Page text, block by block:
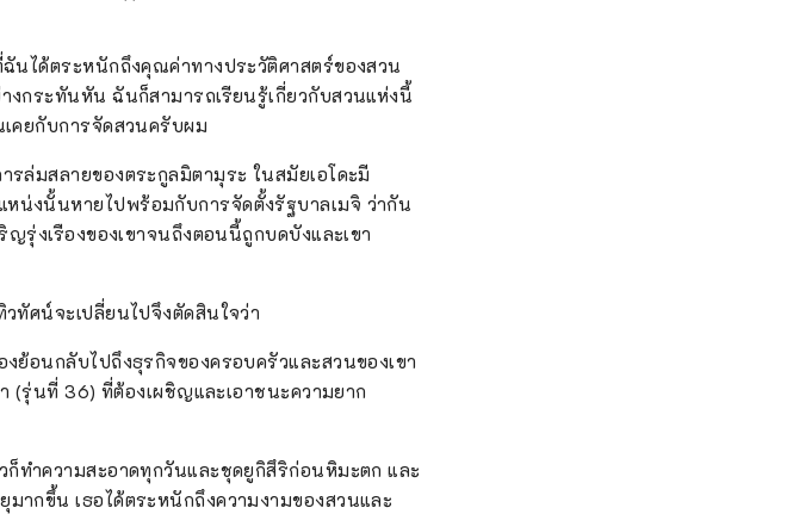
นได้ตระหนักถึงคุณค่าทางประวัติศาสตร์ของสวน
กระทันหัน ฉันก็สามารถเรียนรู้เกี่ยวกับสวนแห่งนี้
คยกับการจัดสวนครับผม
รล่มสลายของตระกูลมิตามุระ ในสมัยเอโดะมี
หน่งนั้นหายไปพร้อมกับการจัดตั้งรัฐบาลเมจิ ว่ากัน
ญรุ่งเรืองของเขาจนถึงตอนนี้ถูกบดบังและเขา
ทัศน์จะเปลี่ยนไปจึงตัดสินใจว่า
ย้อนกลับไปถึงธุรกิจของครอบครัวและสวนของเขา
(รุ่นที่ 36) ที่ต้องเผชิญและเอาชนะความยาก
ทำความสะอาดทุกวันและชุดยูกิสึริก่อนหิมะตก และ
ากขึ้น เธอได้ตระหนักถึงความงามของสวนและ